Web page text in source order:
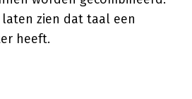
zien dat taal een
heeft.